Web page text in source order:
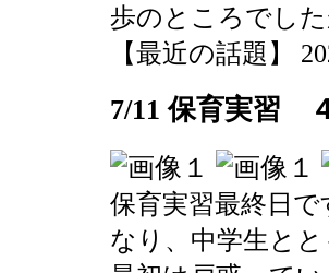
歩のところでし
【最近の話題】
7/11 保育実習
保育実習最終日
なり、中学生と